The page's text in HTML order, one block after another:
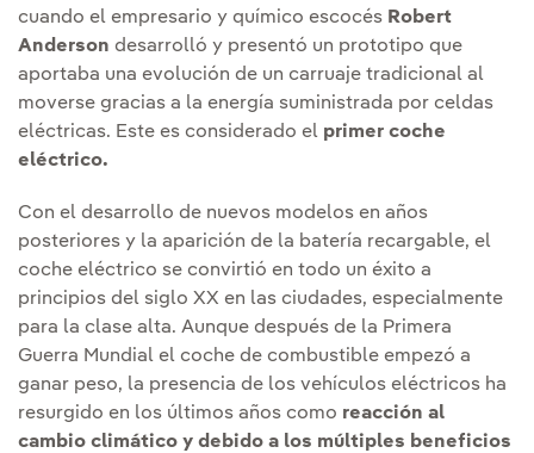
cuando el empresario y químico escocés Robert
Anderson desarrolló y presentó un prototipo que
aportaba una evolución de un carruaje tradicional al
moverse gracias a la energía suministrada por celdas
eléctricas. Este es considerado el primer coche
eléctrico.
Con el desarrollo de nuevos modelos en años
posteriores y la aparición de la batería recargable, el
coche eléctrico se convirtió en todo un éxito a
principios del siglo XX en las ciudades, especialmente
para la clase alta. Aunque después de la Primera
Guerra Mundial el coche de combustible empezó a
ganar peso, la presencia de los vehículos eléctricos ha
resurgido en los últimos años como reacción al
cambio climático y debido a los múltiples beneficios